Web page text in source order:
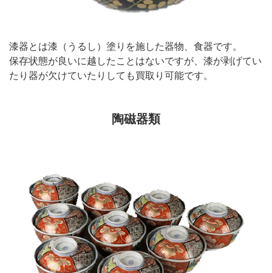
漆器とは漆（うるし）塗りを施した器物、食器です。
保存状態が良いに越したことはないですが、漆が剥げてい
たり器が欠けていたりしても買取り可能です。
陶磁器類